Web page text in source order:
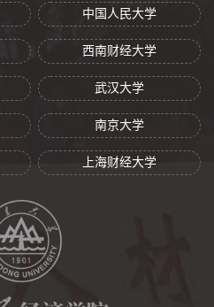
中国人民大学
西南财经大学
武汉大学
南京大学
上海财经大学